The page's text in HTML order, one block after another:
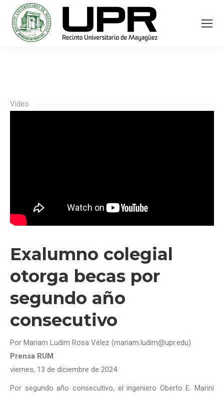
Video
Exalumno colegial
otorga becas por
segundo año
consecutivo
Por Mariam Ludim Rosa Vélez (mariam.ludim@upr.edu)
Prensa RUM
viernes, 13 de diciembre de 2024
Por segundo año consecutivo, el ingeniero Oberto E. Marini